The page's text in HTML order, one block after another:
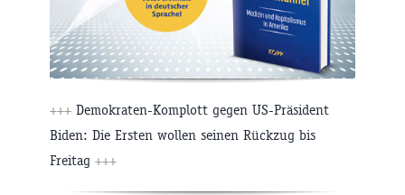
+++ Demokraten-Komplott gegen US-Präsident
Biden: Die Ersten wollen seinen Rückzug bis
Freitag +++